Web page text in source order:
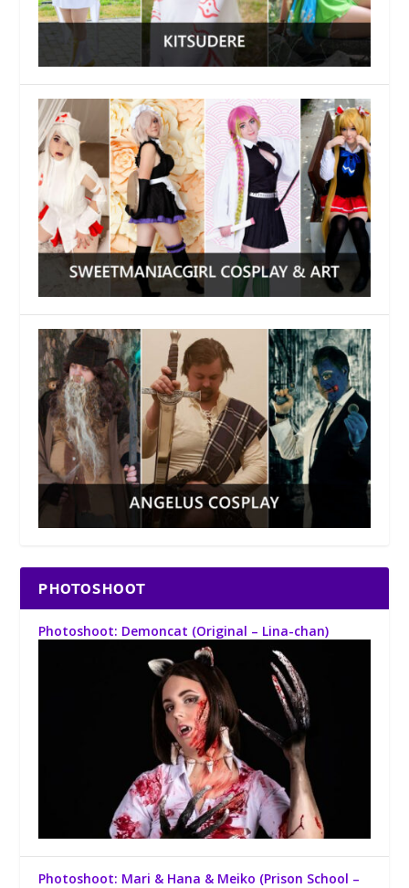
PHOTOSHOOT
Photoshoot: Demoncat (Original – Lina-chan)
Photoshoot: Mari & Hana & Meiko (Prison School –